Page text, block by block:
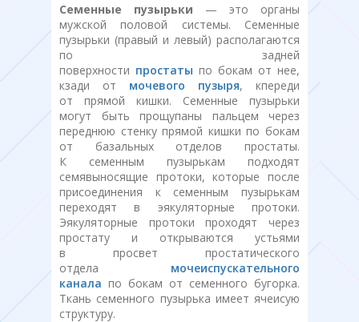
Семенные пузырьки — это органы
мужской половой системы. Семенные
пузырьки (правый и левый) располагаются
по задней
поверхности простаты по бокам от нее,
кзади от мочевого пузыря, кпереди
от прямой кишки. Семенные пузырьки
могут быть прощупаны пальцем через
переднюю стенку прямой кишки по бокам
от базальных отделов простаты.
К семенным пузырькам подходят
семявыносящие протоки, которые после
присоединения к семенным пузырькам
переходят в эякуляторные протоки.
Эякуляторные протоки проходят через
простату и открываются устьями
в просвет простатического
отдела мочеиспускательного
канала по бокам от семенного бугорка.
Ткань семенного пузырька имеет ячеисую
структуру.